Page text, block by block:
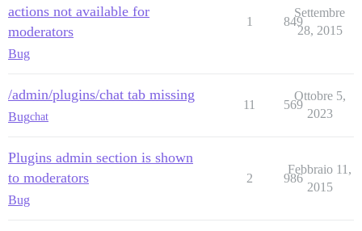
actions not available for
moderators
Bug
1 849
Settembre
28, 2015
/admin/plugins/chat tab missing
Bugchat
11 569
Ottobre 5,
2023
Plugins admin section is shown
to moderators
Bug
2 986
Febbraio 11,
2015